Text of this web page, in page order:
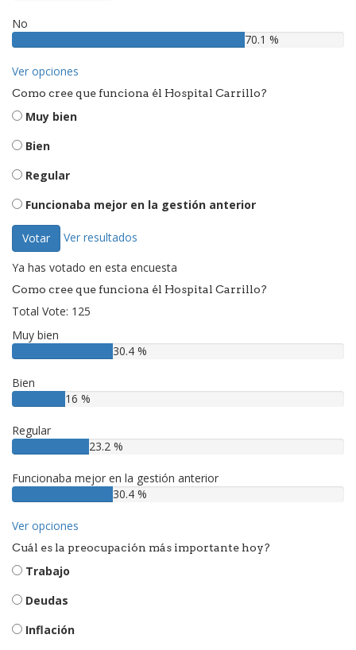
No
70.1 %
Ver opciones
Como cree que funciona él Hospital Carrillo?
Muy bien
Bien
Regular
Funcionaba mejor en la gestión anterior
Votar Ver resultados
Ya has votado en esta encuesta
Como cree que funciona él Hospital Carrillo?
Total Vote: 125
Muy bien
30.4 %
Bien
16 %
Regular
23.2 %
Funcionaba mejor en la gestión anterior
30.4 %
Ver opciones
Cuál es la preocupación más importante hoy?
Trabajo
Deudas
Inflación